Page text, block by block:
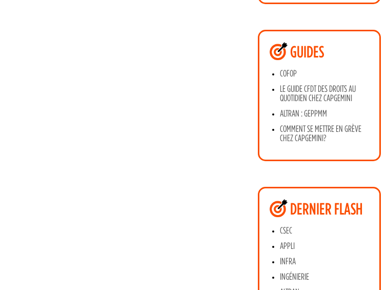
GUIDES
COFOP
LE GUIDE CFDT DES DROITS AU
QUOTIDIEN CHEZ CAPGEMINI
ALTRAN : GEPPMM
COMMENT SE METTRE EN GRÈVE
CHEZ CAPGEMINI?
DERNIER FLASH
CSEC
APPLI
INFRA
INGÉNIERIE